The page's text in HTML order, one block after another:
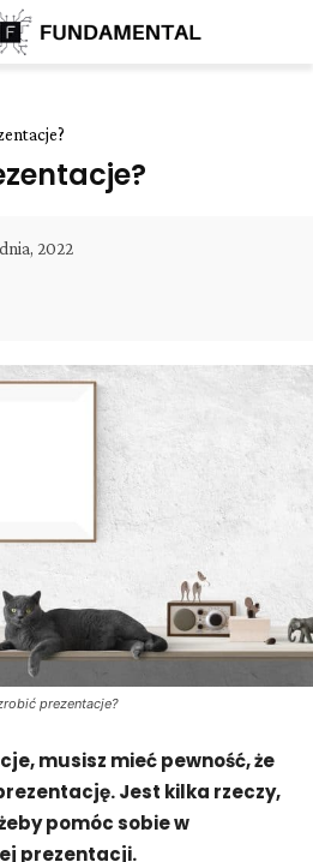
2022
prezentacje?
musisz mieć pewność, że
Jest kilka rzeczy,
pomóc sobie w
prezentacji.